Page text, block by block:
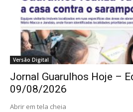
Versão Digital
Jornal Guarulhos Hoje –
09/08/2026
Abrir em tela cheia